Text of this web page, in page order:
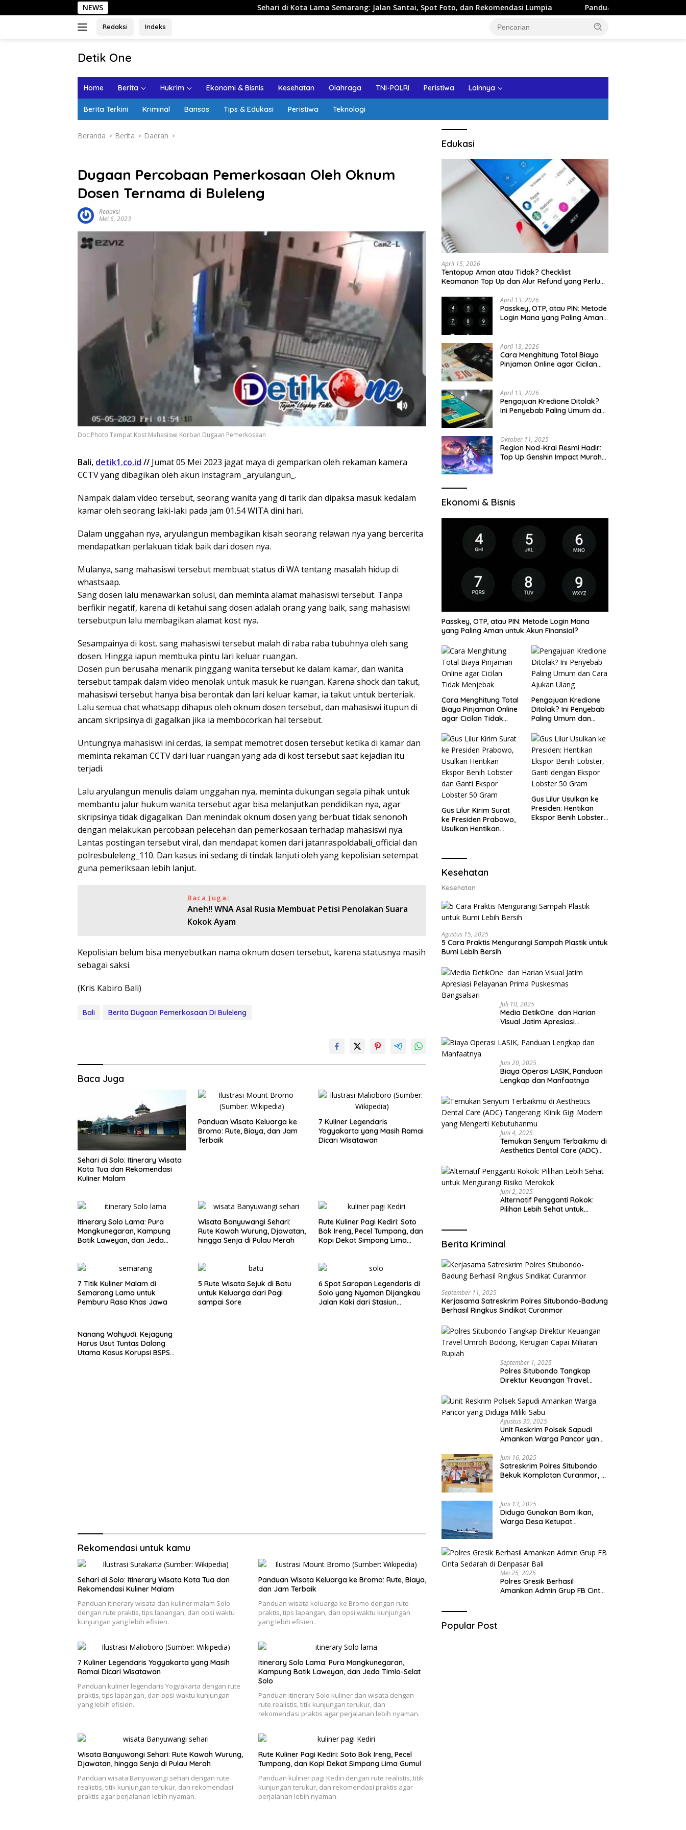
ke
NEWS Sehari di Kota Lama Semarang: Jalan Santai, Spot Foto, dan Rekomendasi Lumpia Panduan Wisata Keluarga ke Kota Batu:
Redaksi Indeks
Detik One
Ungkap
Home Berita Hukrim Ekonomi & Bisnis Kesehatan Olahraga TNI-POLRI Peristiwa Lainnya
Berita Terkini Kriminal Bansos Tips & Edukasi Peristiwa Teknologi
Beranda Berita Daerah
Dugaan Percobaan Pemerkosaan Oleh Oknum
Dosen Ternama di Buleleng
Redaksi
Mei 6, 2023
Doc.Photo Tempat Kost Mahasiswi Korban Dugaan Pemerkosaan
Bali, detik1.co.id // Jumat 05 Mei 2023 jagat maya di gemparkan oleh rekaman kamera
CCTV yang dibagikan oleh akun instagram _aryulangun_.
Nampak dalam video tersebut, seorang wanita yang di tarik dan dipaksa masuk kedalam
kamar oleh seorang laki-laki pada jam 01.54 WITA dini hari.
Dalam unggahan nya, aryulangun membagikan kisah seorang relawan nya yang bercerita
mendapatkan perlakuan tidak baik dari dosen nya.
Mulanya, sang mahasiswi tersebut membuat status di WA tentang masalah hidup di
whastsaap.
Sang dosen lalu menawarkan solusi, dan meminta alamat mahasiswi tersebut. Tanpa
berfikir negatif, karena di ketahui sang dosen adalah orang yang baik, sang mahasiswi
tersebutpun lalu membagikan alamat kost nya.
Sesampainya di kost. sang mahasiswi tersebut malah di raba raba tubuhnya oleh sang
dosen. Hingga iapun membuka pintu lari keluar ruangan.
Dosen pun berusaha menarik pinggang wanita tersebut ke dalam kamar, dan wanita
tersebut tampak dalam video menolak untuk masuk ke ruangan. Karena shock dan takut,
mahasiswi tersebut hanya bisa berontak dan lari keluar kamar, ia takut untuk berteriak.
Lalu semua chat whatsapp dihapus oleh oknum dosen tersebut, dan mahasiswi itupun di
ancam skripsinya di gagalkan jika ia membocorkan hal tersebut.
Untungnya mahasiswi ini cerdas, ia sempat memotret dosen tersebut ketika di kamar dan
meminta rekaman CCTV dari luar ruangan yang ada di kost tersebut saat kejadian itu
terjadi.
Lalu aryulangun menulis dalam unggahan nya, meminta dukungan segala pihak untuk
membantu jalur hukum wanita tersebut agar bisa melanjutkan pendidikan nya, agar
skripsinya tidak digagalkan. Dan menindak oknum dosen yang berbuat tidak senonoh
dengan melakukan percobaan pelecehan dan pemerkosaan terhadap mahasiswi nya.
Lantas postingan tersebut viral, dan mendapat komen dari jatanraspoldabali_official dan
polresbuleleng_110. Dan kasus ini sedang di tindak lanjuti oleh yang kepolisian setempat
guna pemeriksaan lebih lanjut.
Baca Juga:
Aneh!! WNA Asal Rusia Membuat Petisi Penolakan Suara
Kokok Ayam
Kepolisian belum bisa menyebutkan nama oknum dosen tersebut, karena statusnya masih
sebagai saksi.
(Kris Kabiro Bali)
Bali Berita Dugaan Pemerkosaan Di Buleleng
Baca Juga
Sehari di Solo: Itinerary Wisata
Kota Tua dan Rekomendasi
Kuliner Malam
Panduan Wisata Keluarga ke
Bromo: Rute, Biaya, dan Jam
Terbaik
7 Kuliner Legendaris
Yogyakarta yang Masih Ramai
Dicari Wisatawan
Itinerary Solo Lama: Pura
Mangkunegaran, Kampung
Batik Laweyan, dan Jeda
Wisata Banyuwangi Sehari:
Rute Kawah Wurung, Djawatan,
hingga Senja di Pulau Merah
Rute Kuliner Pagi Kediri: Soto
Bok Ireng, Pecel Tumpang, dan
Kopi Dekat Simpang Lima
7 Titik Kuliner Malam di
Semarang Lama untuk
Pemburu Rasa Khas Jawa
5 Rute Wisata Sejuk di Batu
untuk Keluarga dari Pagi
sampai Sore
6 Spot Sarapan Legendaris di
Solo yang Nyaman Dijangkau
Jalan Kaki dari Stasiun
Nanang Wahyudi: Kejagung
Harus Usut Tuntas Dalang
Utama Kasus Korupsi BSPS
Rekomendasi untuk kamu
Sehari di Solo: Itinerary Wisata Kota Tua dan
Rekomendasi Kuliner Malam
Panduan itinerary wisata dan kuliner malam Solo
dengan rute praktis, tips lapangan, dan opsi waktu
kunjungan yang lebih efisien.
Panduan Wisata Keluarga ke Bromo: Rute, Biaya,
dan Jam Terbaik
Panduan wisata keluarga ke Bromo dengan rute
praktis, tips lapangan, dan opsi waktu kunjungan
yang lebih efisien.
7 Kuliner Legendaris Yogyakarta yang Masih
Ramai Dicari Wisatawan
Panduan kuliner legendaris Yogyakarta dengan rute
praktis, tips lapangan, dan opsi waktu kunjungan
yang lebih efisien.
Itinerary Solo Lama: Pura Mangkunegaran,
Kampung Batik Laweyan, dan Jeda Timlo-Selat
Solo
Panduan itinerary Solo kuliner dan wisata dengan
rute realistis, titik kunjungan terukur, dan
rekomendasi praktis agar perjalanan lebih nyaman.
Wisata Banyuwangi Sehari: Rute Kawah Wurung,
Djawatan, hingga Senja di Pulau Merah
Panduan wisata Banyuwangi sehari dengan rute
realistis, titik kunjungan terukur, dan rekomendasi
praktis agar perjalanan lebih nyaman.
Rute Kuliner Pagi Kediri: Soto Bok Ireng, Pecel
Tumpang, dan Kopi Dekat Simpang Lima Gumul
Panduan kuliner pagi Kediri dengan rute realistis, titik
kunjungan terukur, dan rekomendasi praktis agar
perjalanan lebih nyaman.
Edukasi
April 15, 2026
Tentopup Aman atau Tidak? Checklist
Keamanan Top Up dan Alur Refund yang Perlu
April 13, 2026
Passkey, OTP, atau PIN: Metode
Login Mana yang Paling Aman
April 13, 2026
Cara Menghitung Total Biaya
Pinjaman Online agar Cicilan
April 13, 2026
Pengajuan Kredione Ditolak?
Ini Penyebab Paling Umum dan
Oktober 11, 2025
Region Nod-Krai Resmi Hadir:
Top Up Genshin Impact Murah
Ekonomi & Bisnis
Passkey, OTP, atau PIN: Metode Login Mana
yang Paling Aman untuk Akun Finansial?
Cara Menghitung Total
Biaya Pinjaman Online
agar Cicilan Tidak
Pengajuan Kredione
Ditolak? Ini Penyebab
Paling Umum dan
Gus Lilur Kirim Surat
ke Presiden Prabowo,
Usulkan Hentikan
Lobster 50 Gram
Gus Lilur Usulkan ke
Presiden: Hentikan
Ekspor Benih Lobster,
Kesehatan
Kesehatan
Agustus 15, 2025
5 Cara Praktis Mengurangi Sampah Plastik untuk
Bumi Lebih Bersih
Juli 10, 2025
Media DetikOne dan Harian
Visual Jatim Apresiasi
Bangsalsari
Juni 20, 2025
Biaya Operasi LASIK, Panduan
Lengkap dan Manfaatnya
Juni 4, 2025
Temukan Senyum Terbaikmu di
Aesthetics Dental Care (ADC)
yang Mengerti Kebutuhanmu
Juni 2, 2025
Alternatif Pengganti Rokok:
Pilihan Lebih Sehat untuk
Berita Kriminal
September 11, 2025
Kerjasama Satreskrim Polres Situbondo-Badung
Berhasil Ringkus Sindikat Curanmor
September 1, 2025
Polres Situbondo Tangkap
Direktur Keuangan Travel
Capai Miliaran Rupiah
Agustus 30, 2025
Unit Reskrim Polsek Sapudi
Amankan Warga Pancor yang
Juni 16, 2025
Satreskrim Polres Situbondo
Bekuk Komplotan Curanmor, 9
Juni 13, 2025
Diduga Gunakan Bom Ikan,
Warga Desa Ketupat
Mei 25, 2025
Polres Gresik Berhasil
Amankan Admin Grup FB Cinta
Popular Post